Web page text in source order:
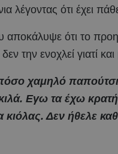
λέγοντας ότι έχει
αποκάλυψε ότι το
την ενοχλεί γιατί
πόσο χαμηλό
Εγω τα έχω
Δεν ήθελε